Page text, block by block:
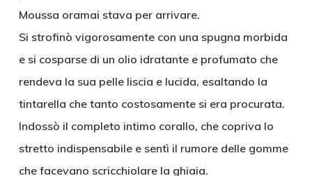
Moussa oramai stava per arrivare.
Si strofinò vigorosamente con una spugna morbida
e si cosparse di un olio idratante e profumato che
rendeva la sua pelle liscia e lucida, esaltando la
tintarella che tanto costosamente si era procurata.
Indossò il completo intimo corallo, che copriva lo
stretto indispensabile e sentì il rumore delle gomme
che facevano scricchiolare la ghiaia.